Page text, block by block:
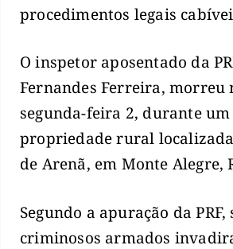
procedimentos legais
O inspetor aposentado da
Fernandes Ferreira, morreu
segunda-feira 2, durante um
propriedade rural
de Arenã, em Monte Alegre,
Segundo a apuração da PRF,
criminosos armados